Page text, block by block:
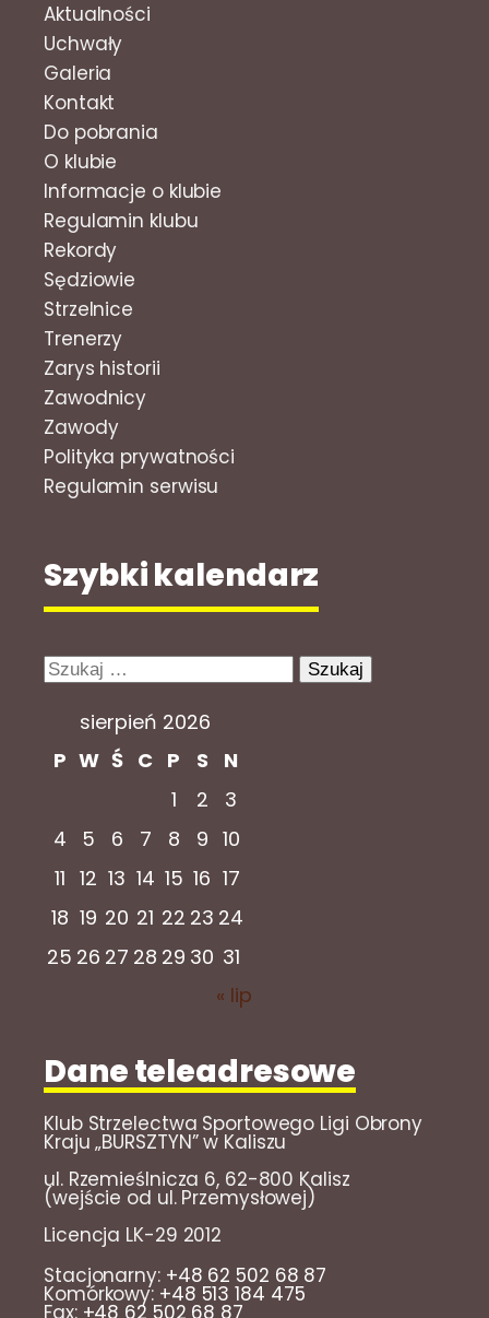
Aktualności
Uchwały
Galeria
Kontakt
Do pobrania
O klubie
Informacje o klubie
Regulamin klubu
Rekordy
Sędziowie
Strzelnice
Trenerzy
Zarys historii
Zawodnicy
Zawody
Polityka prywatności
Regulamin serwisu
Szybki kalendarz
Szukaj:
sierpień 2026
P W Ś C P S
N
1
2
3
4
5 6 7 8 9 10
11 12 13 14 15 16 17
18 19 20 21 22 23 24
25 26 27 28 29 30 31
« lip
Dane teleadresowe
Klub Strzelectwa Sportowego Ligi Obrony
Kraju „BURSZTYN” w Kaliszu
ul. Rzemieślnicza 6, 62-800 Kalisz
(wejście od ul. Przemysłowej)
Licencja LK-29 2012
Stacjonarny: +48 62 502 68 87
Komórkowy: +48 513 184 475
Fax: +48 62 502 68 87